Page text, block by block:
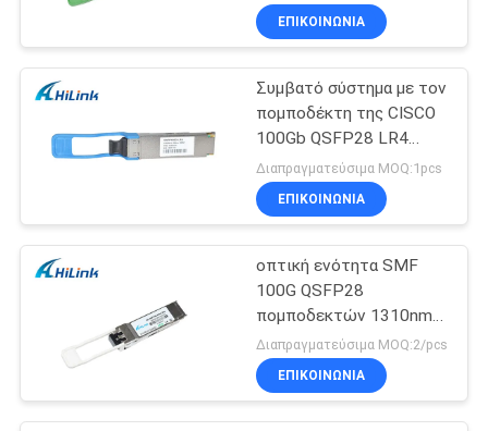
ΕΠΙΚΟΙΝΩΝΙΑ
Συμβατό σύστημα με τον
πομποδέκτη της CISCO
100Gb QSFP28 LR4
25KM Ethernet QSFP+
Διαπραγματεύσιμα MOQ:1pcs
ΕΠΙΚΟΙΝΩΝΙΑ
οπτική ενότητα SMF
100G QSFP28
πομποδεκτών 1310nm
LC
Διαπραγματεύσιμα MOQ:2/pcs
ΕΠΙΚΟΙΝΩΝΙΑ